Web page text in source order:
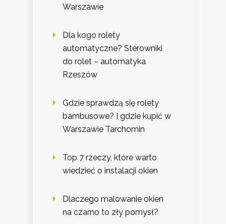
Warszawie
Dla kogo rolety
automatyczne? Sterowniki
do rolet – automatyka
Rzeszów
Gdzie sprawdzą się rolety
bambusowe? I gdzie kupić w
Warszawie Tarchomin
Top 7 rzeczy, które warto
wiedzieć o instalacji okien
Dlaczego malowanie okien
na czarno to zły pomysł?